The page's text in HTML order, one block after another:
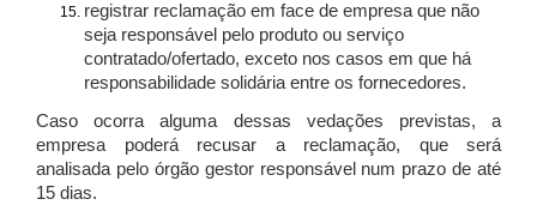
registrar reclamação em face de empresa que não
seja responsável pelo produto ou serviço
contratado/ofertado, exceto nos casos em que há
responsabilidade solidária entre os fornecedores.
Caso ocorra alguma dessas vedações previstas, a
empresa poderá recusar a reclamação, que será
analisada pelo órgão gestor responsável num prazo de até
15 dias.